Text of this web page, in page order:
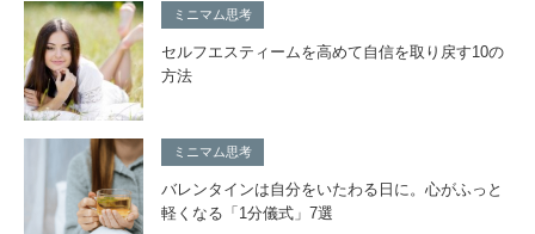
ミニマム思考
セルフエスティームを高めて自信を取り戻す10の
方法
ミニマム思考
バレンタインは自分をいたわる日に。心がふっと
軽くなる「1分儀式」7選